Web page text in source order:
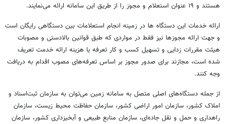
هستند و ۱۹ عنوان استعلام و مجوز را از طریق این سامانه ارائه می‌نمایند.
ارائه خدمات این دستگاه ها در زمینه انجام استعلامات بین دستگاهی رایگان است
و جهت ارائه مجوزها نیز فقط در مواردی که طبق قوانین بالادستی و مصوبات
هیئت مقررات زدایی و تسهیل کسب و کار تعرفه یا هزینه ارائه خدمت تعریف
شده است، مجازند برای صدور مجوز بر اساس تعرفه‌های مصوب اقدام به دریافت
وجه کنند.
از جمله دستگاه‌های اصلی متصل به سامانه زمین می‌توان به سازمان ثبت‌اسناد و
املاک کشور، سازمان امور اراضی کشور، سازمان حفاظت محیط زیست، سازمان
راهداری و حمل و نقل جاده‌ای، سازمان منابع طبیعی و آبخیزداری کشور، سازمان